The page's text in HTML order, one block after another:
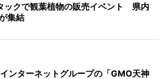
ックで観葉植物の販売イベント 県内
集結
ンターネットグループの「GMO天神